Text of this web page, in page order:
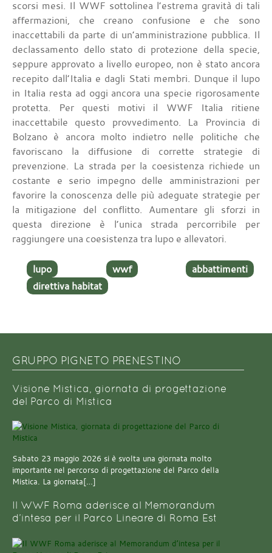
scorsi mesi. Il WWF sottolinea l’estrema gravità di tali
affermazioni, che creano confusione e che sono
inaccettabili da parte di un’amministrazione pubblica. Il
declassamento dello stato di protezione della specie,
seppure approvato a livello europeo, non è stato ancora
recepito dall’Italia e dagli Stati membri. Dunque il lupo
in Italia resta ad oggi ancora una specie rigorosamente
protetta. Per questi motivi il WWF Italia ritiene
inaccettabile questo provvedimento. La Provincia di
Bolzano è ancora molto indietro nelle politiche che
favoriscano la diffusione di corrette strategie di
prevenzione. La strada per la coesistenza richiede un
costante e serio impegno delle amministrazioni per
favorire la conoscenza delle più adeguate strategie per
la mitigazione del conflitto. Aumentare gli sforzi in
questa direzione è l’unica strada percorribile per
raggiungere una coesistenza tra lupo e allevatori.
lupo wwf
abbattimenti
direttiva habitat
GRUPPO PIGNETO PRENESTINO
Visione Mistica, giornata di progettazione
del Parco di Mistica
Sabato 23 maggio 2026 si è svolta una giornata molto
importante nel percorso di progettazione del Parco della
Mistica. La giornata[…]
Il WWF Roma aderisce al Memorandum
d’intesa per il Parco Lineare di Roma Est